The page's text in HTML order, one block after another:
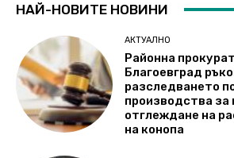
НАЙ-НОВИТЕ НОВИНИ
АКТУАЛНО
Районна
Благоевград
разследването
производства за
отглеждане на
на конопа